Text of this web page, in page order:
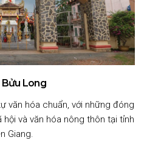
Bửu Long
văn hóa chuẩn, với những đóng
và văn hóa nông thôn tại tỉnh
Giang.